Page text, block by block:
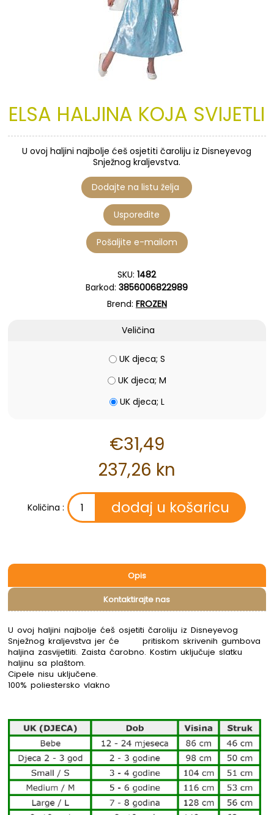
ELSA HALJINA KOJA SVIJETLI
U ovoj haljini najbolje ćeš osjetiti čaroliju iz Disneyevog
Snježnog kraljevstva.
SKU: 1482
Barkod: 3856006822989
Brend: FROZEN
Veličina
UK djeca; S
UK djeca; M
UK djeca; L
€31,49
237,26 kn
Količina :
Opis
Kontaktirajte nas
U ovoj haljini najbolje ćeš osjetiti čaroliju iz Disneyevog
Snježnog kraljevstva jer će pritiskom skrivenih gumbova
haljina zasvijetliti. Zaista čarobno. Kostim uključuje slatku
haljinu sa plaštom.
Cipele nisu uključene.
100% poliestersko vlakno